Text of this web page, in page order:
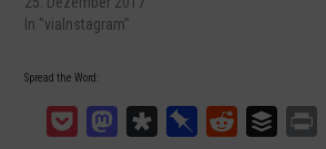
In "viaInstagram"
Spread the Word:
Pocket MastodonDiasporaPinboardReddit Buffer